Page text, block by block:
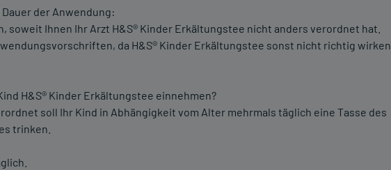
der Anwendung:
soweit Ihnen Ihr Arzt H&S® Kinder Erkältungstee nicht anders verordnet hat.
da H&S® Kinder Erkältungstee sonst nicht richtig wirken
H&S® Kinder Erkältungstee einnehmen?
soll Ihr Kind in Abhängigkeit vom Alter mehrmals täglich eine Tasse des
trinken.